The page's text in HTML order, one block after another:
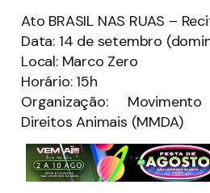
Ato BRASIL NAS RUAS –
Data: 14 de setembro
Local: Marco Zero
Horário: 15h
Organização:
Direitos Animais (MMDA)